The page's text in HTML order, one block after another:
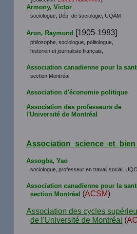
Armony, Victor
sociologue, Dép. de sociologie, UQÀM
Aron, Raymond [1905-1983]
philosophe, sociologue, politologue,
historien et journaliste français,
Association canadienne pour la
section Montréal
Association d'économie politique
Association des professeurs de
l'Université de Montréal
Assogba, Yao
sociologue, professeur en travail social,
Association canadienne pour la
section Montréal (ACSM)
Association des cycles
de l'Université de Montréal (